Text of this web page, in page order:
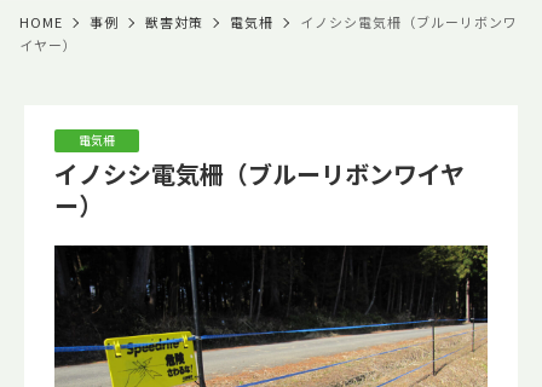
HOME 事例 獣害対策 電気柵
イノシシ電気柵（ブルーリボンワ
イヤー）
電気柵
イノシシ電気柵（ブルーリボンワイヤ
ー）